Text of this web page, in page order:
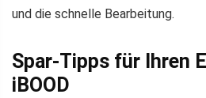
und die schnelle Bearbeitung.
Spar-Tipps für Ihren
iBOOD